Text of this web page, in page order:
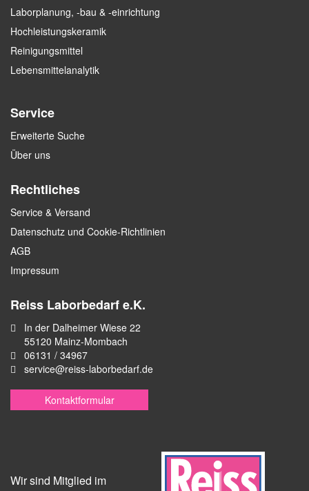
Laborplanung, -bau & -einrichtung
Hochleistungskeramik
Reinigungsmittel
Lebensmittelanalytik
Service
Erweiterte Suche
Über uns
Rechtliches
Service & Versand
Datenschutz und Cookie-Richtlinien
AGB
Impressum
Reiss Laborbedarf e.K.
In der Dalheimer Wiese 22
55120 Mainz-Mombach
06131 / 34967
service@reiss-laborbedarf.de
Kontaktformular
Wir sind Mitglied im